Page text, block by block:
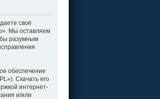
своё
Мы оставляем
бы разумным
обеспечение
Скачать его
интернет-
и/или